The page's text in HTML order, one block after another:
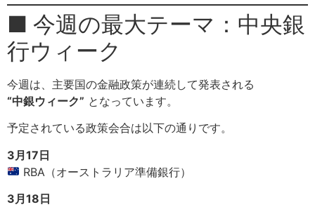
■ 今週の最大テーマ：中央銀
行ウィーク
今週は、主要国の金融政策が連続して発表される
“中銀ウィーク” となっています。
予定されている政策会合は以下の通りです。
3月17日
RBA（オーストラリア準備銀行）
3月18日